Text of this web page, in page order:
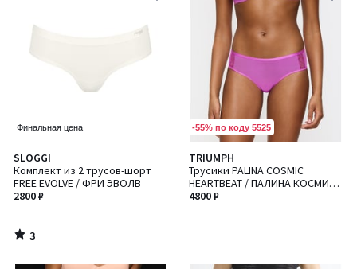
Финальная цена
SLOGGI
Комплект из 2 трусов-шорт
FREE EVOLVE / ФРИ ЭВОЛВ
2800 ₽
3
/
5
3
/
-55% по коду 5525
TRIUMPH
Трусики PALINA COSMIC
HEARTBEAT / ПАЛИНА КОСМИК
ХАРТБИТ
4800 ₽